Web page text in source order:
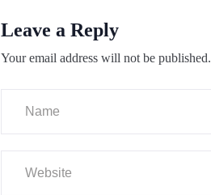
Leave a Reply
Your email address will not be published.